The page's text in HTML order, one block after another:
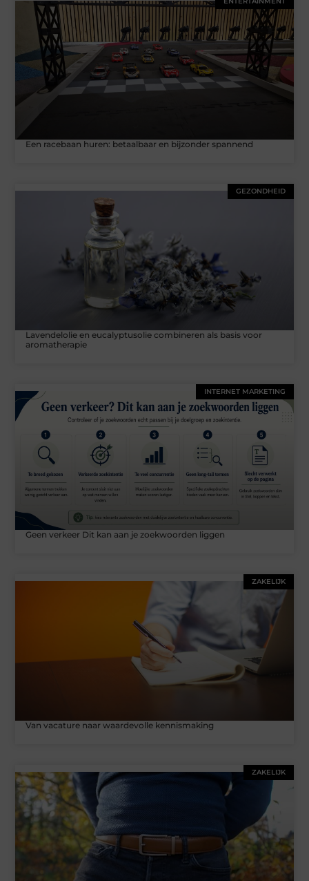
Een racebaan huren: betaalbaar en bijzonder spannend
GEZONDHEID
Lavendelolie en eucalyptusolie combineren als basis voor
aromatherapie
INTERNET MARKETING
Geen verkeer Dit kan aan je zoekwoorden liggen
ZAKELIJK
Van vacature naar waardevolle kennismaking
ZAKELIJK